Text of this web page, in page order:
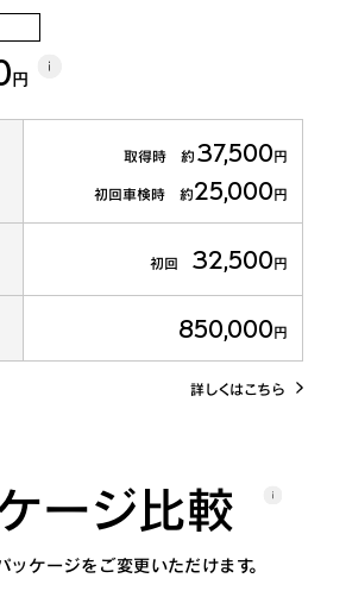
円 i
取得時 約 37,500円
初回車検時 約25,000円
初回 32,500円
850,000円
詳しくはこちら
ージ比較
ケージをご変更いただけます。